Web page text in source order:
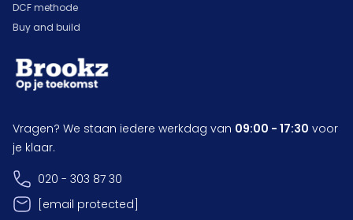
DCF methode
Buy and build
Vragen? We staan iedere werkdag van 09:00 - 17:30 voor
je klaar.
020 - 303 87 30
[email protected]